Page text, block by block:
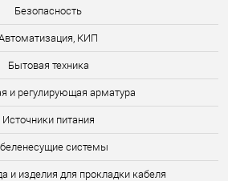
Безопасность
КИП
Бытовая техника
и регулирующая арматура
Источники питания
системы
и изделия для прокладки кабеля